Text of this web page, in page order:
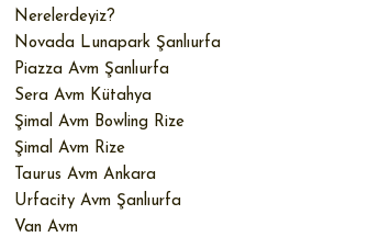
Nerelerdeyiz?
Novada Lunapark Şanlıurfa
Piazza Avm Şanlıurfa
Sera Avm Kütahya
Şimal Avm Bowling Rize
Şimal Avm Rize
Taurus Avm Ankara
Urfacity Avm Şanlıurfa
Van Avm